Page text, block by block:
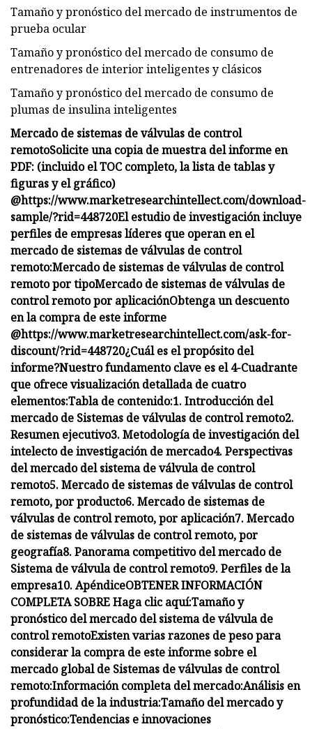
Tamaño y pronóstico del mercado de instrumentos de
prueba ocular
Tamaño y pronóstico del mercado de consumo de
entrenadores de interior inteligentes y clásicos
Tamaño y pronóstico del mercado de consumo de
plumas de insulina inteligentes
Mercado de sistemas de válvulas de control
remotoSolicite una copia de muestra del informe en
PDF: (incluido el TOC completo, la lista de tablas y
figuras y el gráfico)
@https://www.marketresearchintellect.com/download-
sample/?rid=448720El estudio de investigación incluye
perfiles de empresas líderes que operan en el
mercado de sistemas de válvulas de control
remoto:Mercado de sistemas de válvulas de control
remoto por tipoMercado de sistemas de válvulas de
control remoto por aplicaciónObtenga un descuento
en la compra de este informe
@https://www.marketresearchintellect.com/ask-for-
discount/?rid=448720¿Cuál es el propósito del
informe?Nuestro fundamento clave es el 4-Cuadrante
que ofrece visualización detallada de cuatro
elementos:Tabla de contenido:1. Introducción del
mercado de Sistemas de válvulas de control remoto2.
Resumen ejecutivo3. Metodología de investigación del
intelecto de investigación de mercado4. Perspectivas
del mercado del sistema de válvula de control
remoto5. Mercado de sistemas de válvulas de control
remoto, por producto6. Mercado de sistemas de
válvulas de control remoto, por aplicación7. Mercado
de sistemas de válvulas de control remoto, por
geografía8. Panorama competitivo del mercado de
Sistema de válvula de control remoto9. Perfiles de la
empresa10. ApéndiceOBTENER INFORMACIÓN
COMPLETA SOBRE Haga clic aquí:Tamaño y
pronóstico del mercado del sistema de válvula de
control remotoExisten varias razones de peso para
considerar la compra de este informe sobre el
mercado global de Sistemas de válvulas de control
remoto:Información completa del mercado:Análisis en
profundidad de la industria:Tamaño del mercado y
pronóstico:Tendencias e innovaciones